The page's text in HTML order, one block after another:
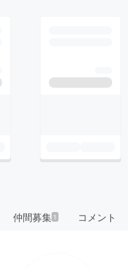
仲間募集 1 コメント